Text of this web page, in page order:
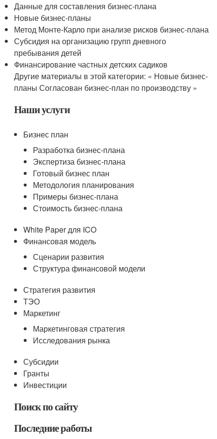
Данные для составления бизнес-плана
Новые бизнес-планы
Метод Монте-Карло при анализе рисков бизнес-плана
Субсидия на организацию групп дневного
пребывания детей
Финансирование частных детских садиков
Другие материалы в этой категории: « Новые бизнес-
планы Согласован бизнес-план по производству »
Наши услуги
Бизнес план
Разработка бизнес-плана
Экспертиза бизнес-плана
Готовый бизнес план
Методология планирования
Примеры бизнес-плана
Стоимость бизнес-плана
White Paper для ICO
Финансовая модель
Сценарии развития
Структура финансовой модели
Стратегия развития
ТЭО
Маркетинг
Маркетинговая стратегия
Исследования рынка
Субсидии
Гранты
Инвестиции
Поиск по сайту
Последние работы